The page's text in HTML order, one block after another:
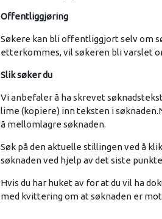
Offentliggjøring
Søkere kan bli offentliggjort selv om
etterkommes, vil søkeren bli varslet
Slik søker du
Vi anbefaler å ha skrevet
lime (kopiere) inn teksten i
å mellomlagre søknaden.
Søk på den aktuelle stillingen ved å
søknaden ved hjelp av det siste
Hvis du har huket av for at du vil ha
med kvittering om at søknaden er